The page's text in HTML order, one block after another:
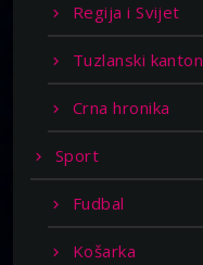
Regija i Svijet
Tuzlanski kanton
Crna hronika
Sport
Fudbal
Košarka